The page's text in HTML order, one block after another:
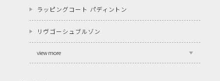
ラッピングコート パディントン
リヴゴーシュブルゾン
view more